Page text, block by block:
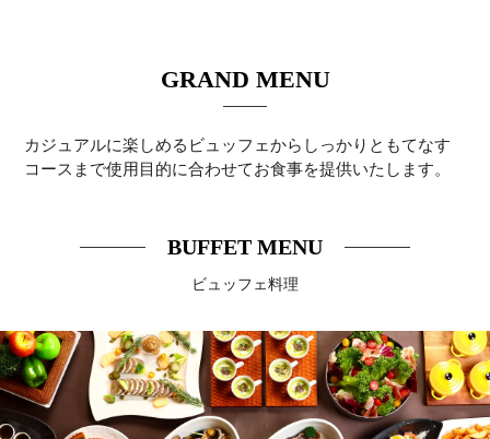
GRAND MENU
カジュアルに楽しめるビュッフェからしっかりともてなす
コースまで使用目的に合わせてお食事を提供いたします。
BUFFET MENU
ビュッフェ料理